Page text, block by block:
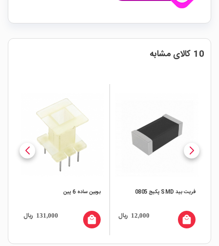
10 کالای مشابه
فریت بید SMD پکیج 0805
12,000 ریال local_mall
بوبین ساده 6 پین
131,000 ریال local_mall